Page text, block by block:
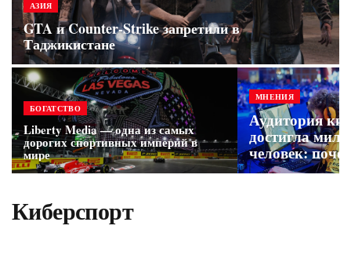
АЗИЯ
GTA и Counter-Strike запретили в
Таджикистане
БОГАТСТВО
Liberty Media — одна из самых
дорогих спортивных империй в
мире
МНЕНИЯ
Аудитория
достигла
человек:
молодежь
Киберспорт